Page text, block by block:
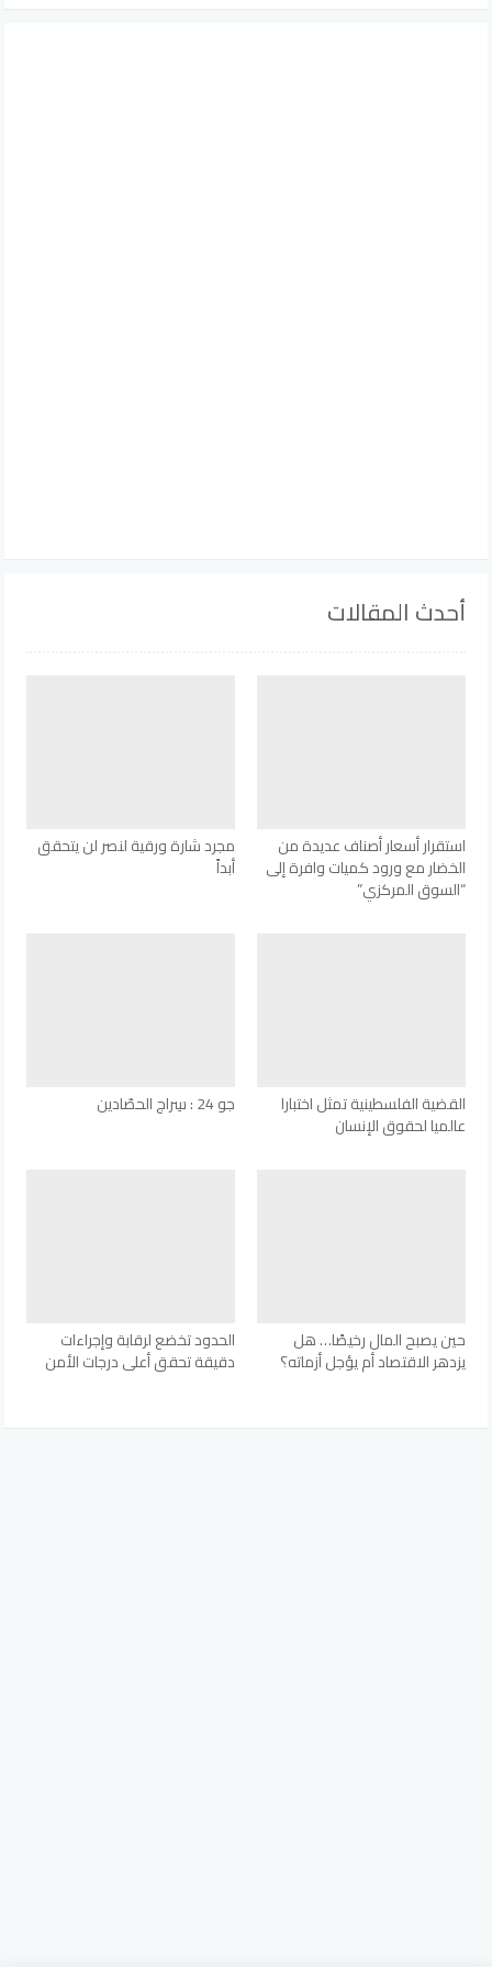
أحدث المقالات
استقرار أسعار أصناف عديدة من
الخضار مع ورود كميات وافرة إلى
“السوق المركزي”
مجرد شارة ورقية لنصر لن يتحقق
أبداً
القضية الفلسطينية تمثل اختبارا
عالميا لحقوق الإنسان
جو 24 : سِراج الحصّادين
حين يصبح المال رخيصًا… هل
يزدهر الاقتصاد أم يؤجل أزماته؟
الحدود تخضع لرقابة وإجراءات
دقيقة تحقق أعلى درجات الأمن